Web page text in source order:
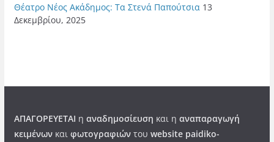
Θέατρο Νέος Ακάδημος: Τα Στενά Παπούτσια 13
Δεκεμβρίου, 2025
ΑΠΑΓΟΡΕΥΕΤΑΙ η αναδημοσίευση και η αναπαραγωγή
κειμένωνκαι φωτογραφιώντου website paidiko-